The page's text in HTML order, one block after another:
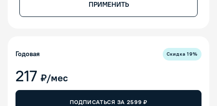
ПРИМЕНИТЬ
Годовая Скидка19%
217 ₽/мес
ПОДПИСАТЬСЯ ЗА 2599 ₽